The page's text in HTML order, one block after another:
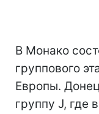
В Монако
группового
Европы.
группу J, где